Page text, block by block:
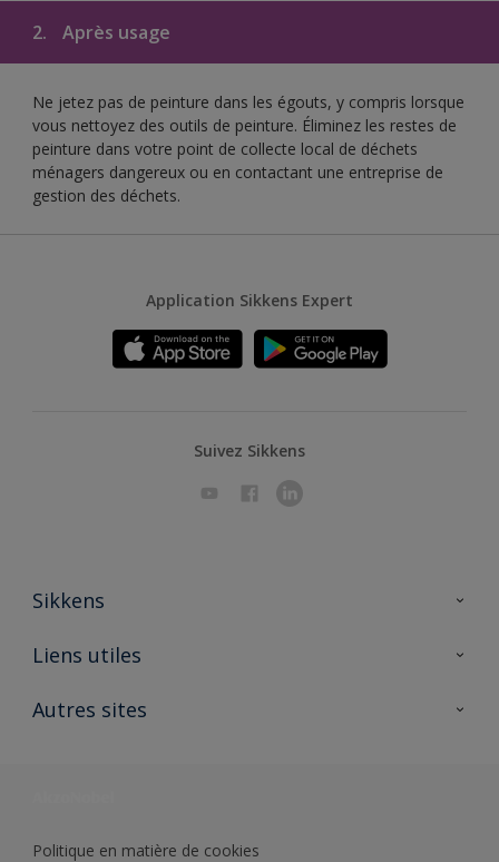
2. Après usage
Ne jetez pas de peinture dans les égouts, y compris lorsque
vous nettoyez des outils de peinture. Éliminez les restes de
peinture dans votre point de collecte local de déchets
ménagers dangereux ou en contactant une entreprise de
gestion des déchets.
Application Sikkens Expert
Suivez Sikkens
Sikkens
A propos de Sikkens
Liens utiles
Ouvrir un magasin PASS
Autres sites
Politique en matière de cookies